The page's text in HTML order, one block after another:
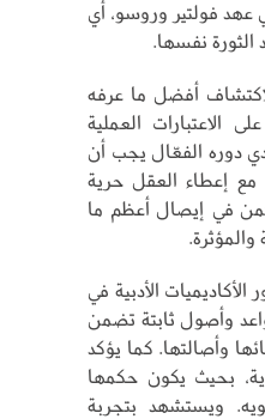
فولتير وروسو، أي
الثورة نفسها.
لاكتشاف أفضل ما عرفه
الاعتبارات العملية
دوره الفعّال يجب أن
مع إعطاء العقل حرية
في إيصال أعظم ما
والمؤثرة.
الأدبية في
وأصول ثابتة تضمن
وأصالتها. كما يؤكد
بحيث يكون حكمها
ويستشهد بتجربة